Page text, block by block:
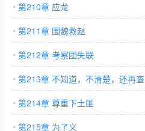
第210章 应龙
第211章 围魏救赵
第212章 考察团失联
第213章 不知道，不清楚，还再查
第214章 尊重下土匪
第215章 为了义